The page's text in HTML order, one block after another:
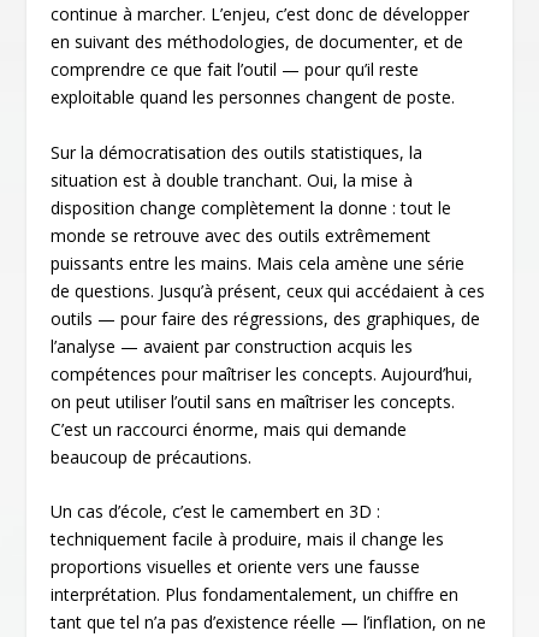
continue à marcher. L’enjeu, c’est donc de développer
en suivant des méthodologies, de documenter, et de
comprendre ce que fait l’outil — pour qu’il reste
exploitable quand les personnes changent de poste.
Sur la démocratisation des outils statistiques, la
situation est à double tranchant. Oui, la mise à
disposition change complètement la donne : tout le
monde se retrouve avec des outils extrêmement
puissants entre les mains. Mais cela amène une série
de questions. Jusqu’à présent, ceux qui accédaient à ces
outils — pour faire des régressions, des graphiques, de
l’analyse — avaient par construction acquis les
compétences pour maîtriser les concepts. Aujourd’hui,
on peut utiliser l’outil sans en maîtriser les concepts.
C’est un raccourci énorme, mais qui demande
beaucoup de précautions.
Un cas d’école, c’est le camembert en 3D :
techniquement facile à produire, mais il change les
proportions visuelles et oriente vers une fausse
interprétation. Plus fondamentalement, un chiffre en
tant que tel n’a pas d’existence réelle — l’inflation, on ne